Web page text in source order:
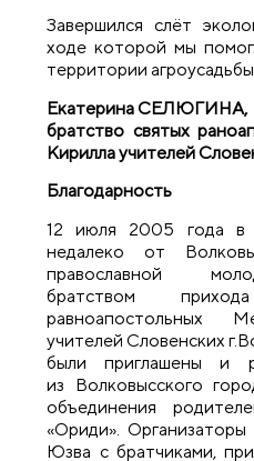
Завершился слёт
ходе которой мы
территории
Екатерина СЕЛЮГИНА,
братство святых
Кирилла учителей
Благодарность
12 июля 2005 года в
недалеко от
православной
братством
равноапостольных
учителей Словенских
были приглашены и
из
Волковысского
объединения
«Ориди».
Юзва с братчиками,